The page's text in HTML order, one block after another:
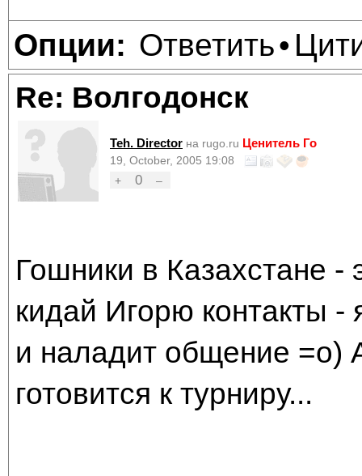
Опции: Ответить•
Re: Волгодонск
Teh. Director на rugo.ru Ценитель Го
19, October, 2005 19:08
+
0 –
Гошники в Казахстане -
кидай Игорю контакты -
и наладит общение =о)
готовится к турниру...